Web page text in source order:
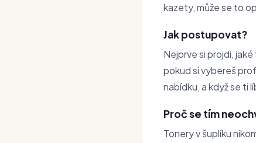
kazety, může se to
Jak postupovat?
Nejprve si projdi,
pokud si vybereš
nabídku, a když se ti
Proč se tím
Tonery v šuplíku